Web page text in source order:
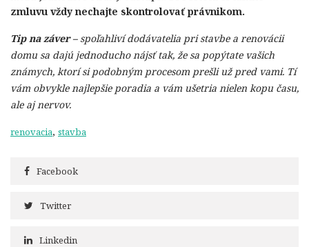
zmluvu vždy nechajte skontrolovať právnikom.
Tip na záver – spoľahliví dodávatelia pri stavbe a renovácii
domu sa dajú jednoducho nájsť tak, že sa popýtate vašich
známych, ktorí si podobným procesom prešli už pred vami. Tí
vám obvykle najlepšie poradia a vám ušetria nielen kopu času,
ale aj nervov.
renovacia, stavba
Facebook
Twitter
Linkedin